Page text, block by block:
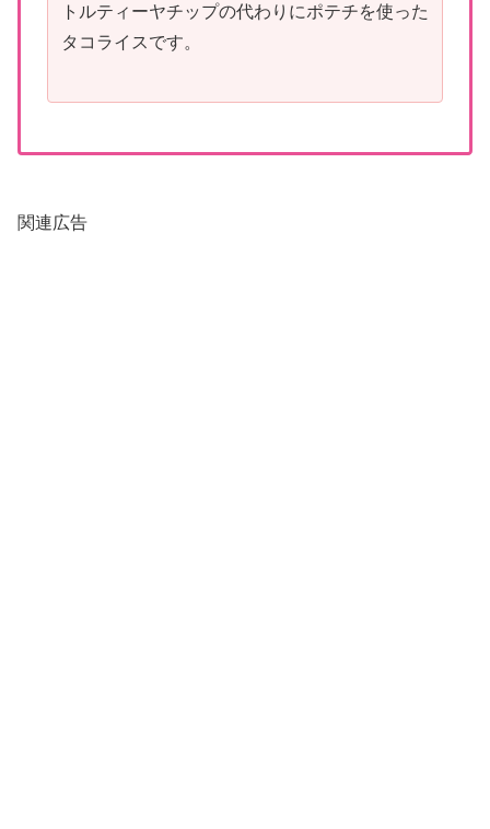
トルティーヤチップの代わりにポテチを使った
タコライスです。
関連広告